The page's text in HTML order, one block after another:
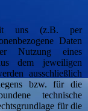
uns (z.B. per
Daten
Nutzung eines
dem jeweiligen
ausschließlich
bzw. für die
technische
für die